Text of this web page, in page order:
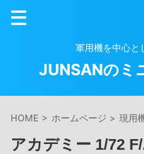
軍用機を中心と
JUNSANのミ
HOME > ホームページ > 現用
アカデミー 1/72